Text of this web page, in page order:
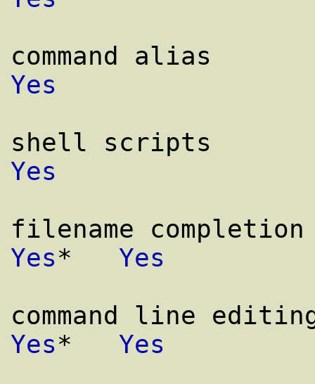
command alias
Yes
shell
Yes
filename
Yes* Yes
command line
Yes* Yes